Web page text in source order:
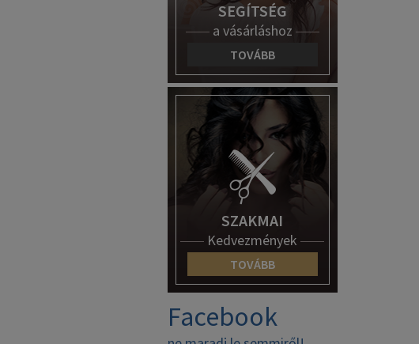
SEGÍTSÉG
a vásárláshoz
TOVÁBB
SZAKMAI
Kedvezmények
TOVÁBB
Facebook